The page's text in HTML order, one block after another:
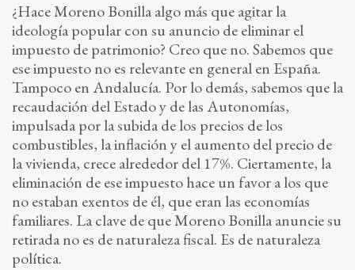
¿Hace Moreno Bonilla algo más que agitar la
ideología popular con su anuncio de eliminar el
impuesto de patrimonio? Creo que no. Sabemos que
ese impuesto no es relevante en general en España.
Tampoco en Andalucía. Por lo demás, sabemos que la
recaudación del Estado y de las Autonomías,
impulsada por la subida de los precios de los
combustibles, la inflación y el aumento del precio de
la vivienda, crece alrededor del 17%. Ciertamente, la
eliminación de ese impuesto hace un favor a los que
no estaban exentos de él, que eran las economías
familiares. La clave de que Moreno Bonilla anuncie su
retirada no es de naturaleza fiscal. Es de naturaleza
política.